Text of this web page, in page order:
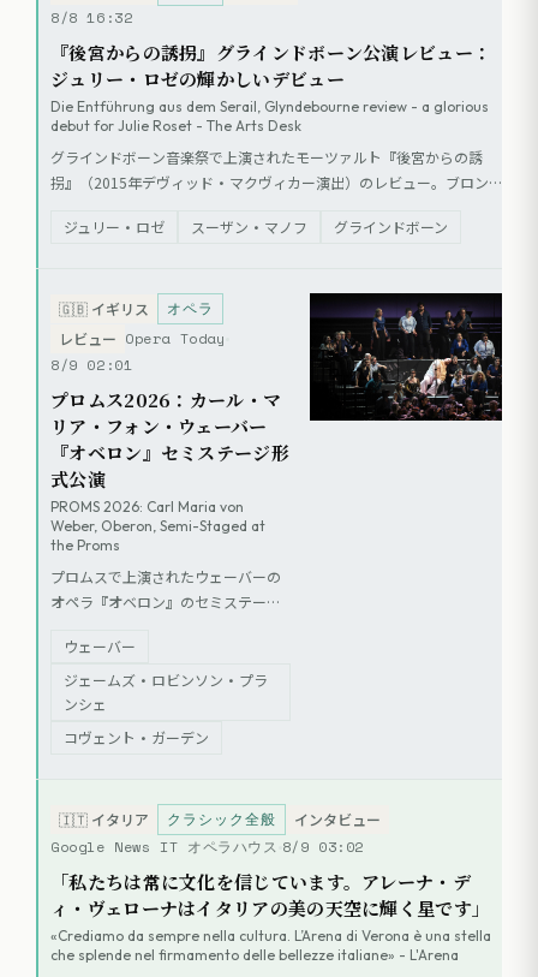
8/8 16:32
『後宮からの誘拐』グラインドボーン公演レビュー：
ジュリー・ロゼの輝かしいデビュー
Die Entführung aus dem Serail, Glyndebourne review - a glorious
debut for Julie Roset - The Arts Desk
グラインドボーン音楽祭で上演されたモーツァルト『後宮からの誘
拐』（2015年デヴィッド・マクヴィカー演出）のレビュー。ブロン
た。コンスタンツェ役のリヴ・レッドパス、オスミン役のマイケル・
ジュリー・ロゼ スーザン・マノフ グラインドボーン
🇬🇧 イギリス オペラ
レビュー
Opera Today
8/9 02:01
プロムス2026：カール・マ
リア・フォン・ウェーバー
『オベロン』セミステージ形
式公演
PROMS 2026: Carl Maria von
Weber, Oberon, Semi-Staged at
the Proms
プロムスで上演されたウェーバーの
オペラ『オベロン』のセミステージ
ロビンソン・プランシェによる台本
の難点を指摘しつつ、マーク・エル
ダー指揮オーケストラ・レヴォリュ
ショネール・エ・ロマンティークの
よる新しい英語の語りについては批
判的な見解が示されている。
ウェーバー
ジェームズ・ロビンソン・プラ
ンシェ
コヴェント・ガーデン
🇮🇹 イタリア クラシック全般 インタビュー
Google News IT オペラハウス 8/9 03:02
「私たちは常に文化を信じています。アレーナ・デ
ィ・ヴェローナはイタリアの美の天空に輝く星です」
«Crediamo da sempre nella cultura. L’Arena di Verona è una stella
che splende nel firmamento delle bellezze italiane» - L'Arena